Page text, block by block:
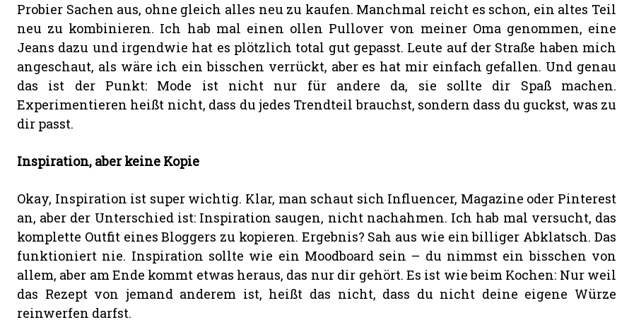
Probier Sachen aus, ohne gleich alles neu zu kaufen. Manchmal reicht es schon, ein altes Teil
neu zu kombinieren. Ich hab mal einen ollen Pullover von meiner Oma genommen, eine
Jeans dazu und irgendwie hat es plötzlich total gut gepasst. Leute auf der Straße haben mich
angeschaut, als wäre ich ein bisschen verrückt, aber es hat mir einfach gefallen. Und genau
das ist der Punkt: Mode ist nicht nur für andere da, sie sollte dir Spaß machen.
Experimentieren heißt nicht, dass du jedes Trendteil brauchst, sondern dass du guckst, was zu
dir passt.
Inspiration, aber keine Kopie
Okay, Inspiration ist super wichtig. Klar, man schaut sich Influencer, Magazine oder Pinterest
an, aber der Unterschied ist: Inspiration saugen, nicht nachahmen. Ich hab mal versucht, das
komplette Outfit eines Bloggers zu kopieren. Ergebnis? Sah aus wie ein billiger Abklatsch. Das
funktioniert nie. Inspiration sollte wie ein Moodboard sein – du nimmst ein bisschen von
allem, aber am Ende kommt etwas heraus, das nur dir gehört. Es ist wie beim Kochen: Nur weil
das Rezept von jemand anderem ist, heißt das nicht, dass du nicht deine eigene Würze
reinwerfen darfst.